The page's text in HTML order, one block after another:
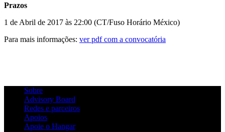
Prazos
1 de Abril de 2017 às 22:00 (CT/Fuso Horário México)
Para mais informações: ver pdf com a convocatória
Sobre
Advisory Board
Redes e parceiros
Apoios
Apoie o Hangar